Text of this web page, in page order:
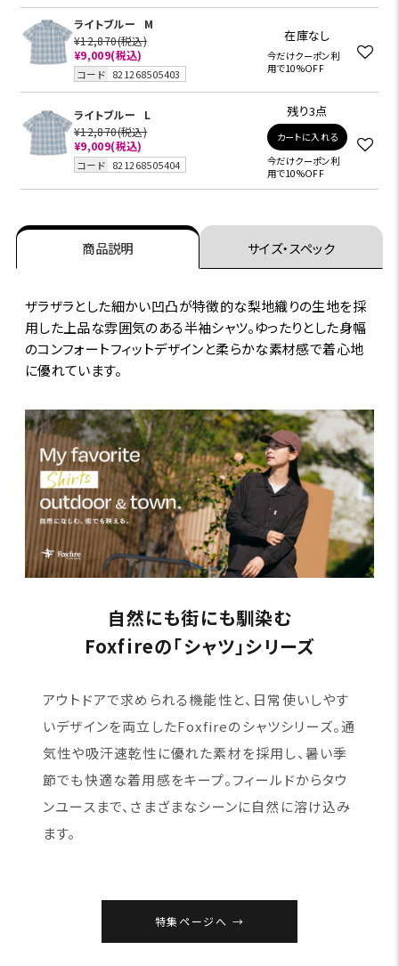
ライトブルー
M
¥12,870(税込)
¥9,009(税込)
コード 821268505403
在庫なし
今だけクーポン利
用で10%OFF
ライトブルー
L
¥12,870(税込)
¥9,009(税込)
コード 821268505404
残り3点
カートに入れる
今だけクーポン利
用で10%OFF
商品説明 サイズ・スペック
ザラザラとした細かい凹凸が特徴的な梨地織りの生地を採
用した上品な雰囲気のある半袖シャツ。ゆったりとした身幅
のコンフォートフィットデザインと柔らかな素材感で着心地
に優れています。
自然にも街にも馴染む
Foxfireの「シャツ」シリーズ
アウトドアで求められる機能性と、日常使いしやす
いデザインを両立したFoxfireのシャツシリーズ。通
気性や吸汗速乾性に優れた素材を採用し、暑い季
節でも快適な着用感をキープ。フィールドからタウ
ンユースまで、さまざまなシーンに自然に溶け込み
ます。
特集ページへ